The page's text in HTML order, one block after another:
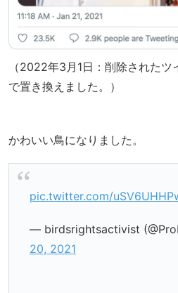
（2022年3月1日：削除された
で置き換えました。）
かわいい鳥になりました。
pic.twitter.com/
— birdsrightsactivist
20, 2021